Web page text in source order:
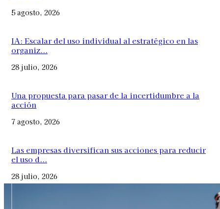
5 agosto, 2026
IA: Escalar del uso individual al estratégico en las
organiz...
28 julio, 2026
Una propuesta para pasar de la incertidumbre a la
acción
7 agosto, 2026
Las empresas diversifican sus acciones para reducir
el uso d...
28 julio, 2026